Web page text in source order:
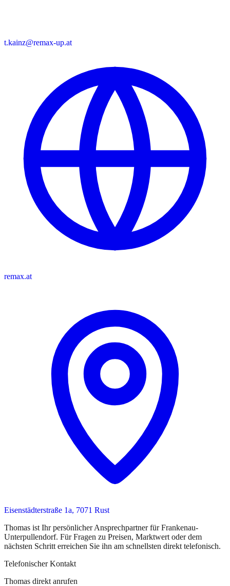
t.kainz@remax-up.at
remax.at
Eisenstädterstraße 1a, 7071 Rust
Thomas ist Ihr persönlicher Ansprechpartnerfür Frankenau-
Unterpullendorf. Für Fragen zu Preisen, Marktwert oder dem
nächsten Schritt erreichen Sie ihn am schnellsten direkt telefonisch.
Telefonischer Kontakt
Thomas direkt anrufen